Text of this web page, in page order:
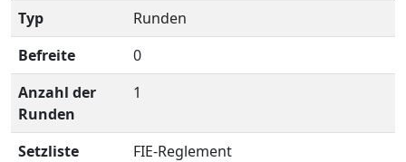
Typ
Runden
Befreite
0
Anzahl der
Runden
1
Setzliste
FIE-Reglement